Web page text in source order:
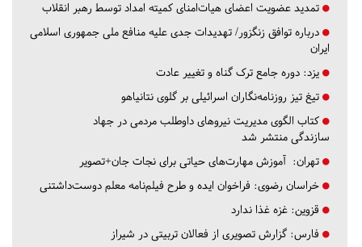
تمدید عضویت اعضای هیات‌امنای کمیته امداد توسط رهبر انقلاب
درباره توافق زنگزور/ تهدیدات جدی علیه منافع ملی جمهوری اسلامی
ایران
یزد: دوره جامع ترک گناه و تغییر عادت
تیغ تیز روزنامه‌نگاران اسرائیلی بر گلوی نتانیاهو
کتاب الگوی مدیریت نیروهای داوطلب مردمی در جهاد
سازندگی منتشر شد
تهران: آموزش مهارت‌های حیاتی برای نجات جان+تصویر
خراسان رضوی: فراخوان ایده و طرح فیلم‌نامه معلم دوست‌داشتنی
قزوین: غزه غذا ندارد
فارس: گزارش تصویری از فعالان تربیتی در شیراز